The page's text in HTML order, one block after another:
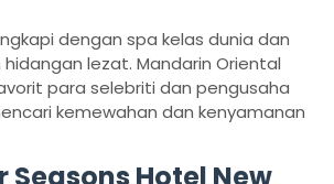
dengan spa kelas dunia dan
lezat. Mandarin Oriental
para selebriti dan pengusaha
kemewahan dan kenyamanan